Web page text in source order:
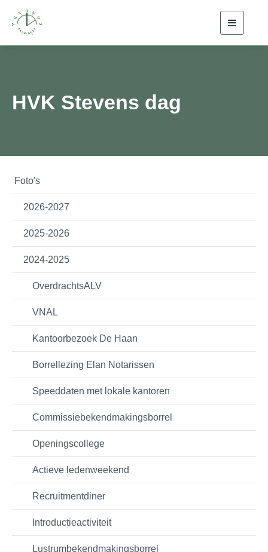
HVK Stevens dag
Foto's
2026-2027
2025-2026
2024-2025
OverdrachtsALV
VNAL
Kantoorbezoek De Haan
Borrellezing Elan Notarissen
Speeddaten met lokale kantoren
Commissiebekendmakingsborrel
Openingscollege
Actieve ledenweekend
Recruitmentdiner
Introductieactiviteit
Lustrumbekendmakingsborrel